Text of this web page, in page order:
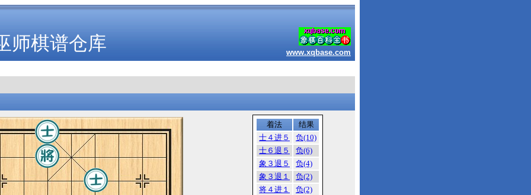
师棋谱仓库 www.xqbase.com
着法
结果
士４进５
负(10)
士６退５
负(6)
象３退５
负(4)
象３退１
负(2)
将４进１
负(2)